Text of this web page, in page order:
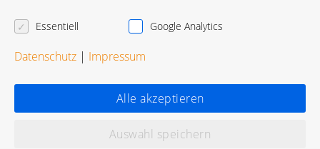
Bewertungen
Essentiell Google Analytics
Datenschutz | Impressum
Alle akzeptieren
Auswahl speichern